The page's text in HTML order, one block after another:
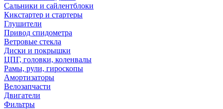
Сальники и сайлентблоки
Кикстартер и стартеры
Глушители
Привод спидометра
Ветровые стекла
Диски и покрышки
ЦПГ, головки, коленвалы
Рамы, рули, гироскопы
Амортизаторы
Велозапчасти
Двигатели
Фильтры